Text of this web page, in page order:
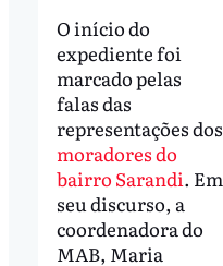
O início do
expediente foi
marcado pelas
falas das
representações dos
moradores do
bairro Sarandi. Em
seu discurso, a
coordenadora do
MAB, Maria